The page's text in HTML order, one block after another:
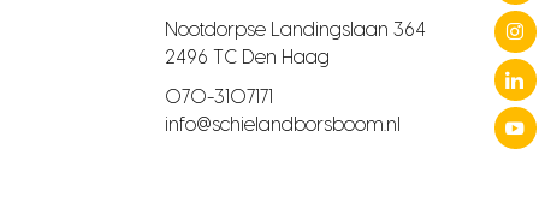
Nootdorpse Landingslaan 364
2496 TC Den Haag
070-3107171
info@schielandborsboom.nl